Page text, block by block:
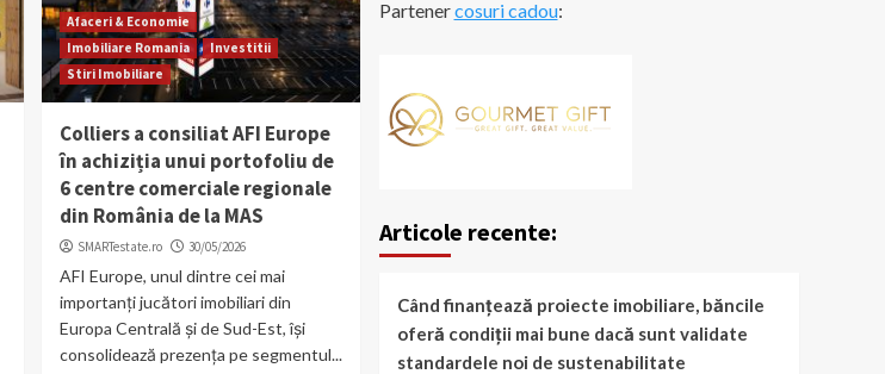
Afaceri & Economie
Imobiliare Romania
Investitii
Stiri Imobiliare
Colliers a consiliat AFI Europe
în achiziția unui portofoliu de
6 centre comerciale regionale
din România de la MAS
SMARTestate.ro 30/05/2026
AFI Europe, unul dintre cei mai
importanți jucători imobiliari din
Europa Centrală și de Sud-Est, își
consolidează prezența pe segmentul...
Partenercosuri cadou:
Articole recente:
Când finanțează proiecte imobiliare, băncile
oferă condiții mai bune dacă sunt validate
standardele noi de sustenabilitate